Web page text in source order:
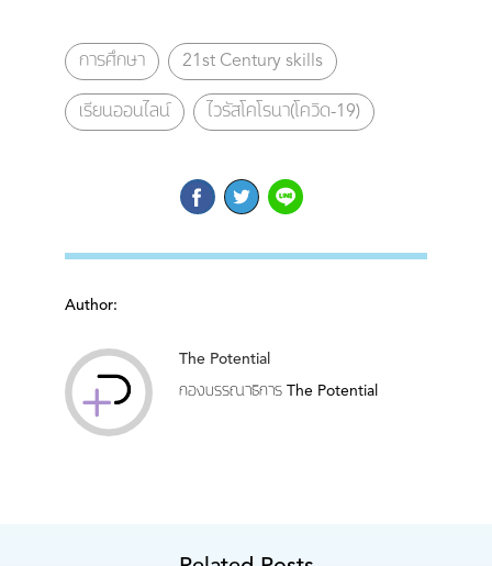
การศึกษา 21st Century skills
เรียนออนไลน์ ไวรัสโคโรนา(โควิด-19)
Author:
The Potential
กองบรรณาธิการ The Potential